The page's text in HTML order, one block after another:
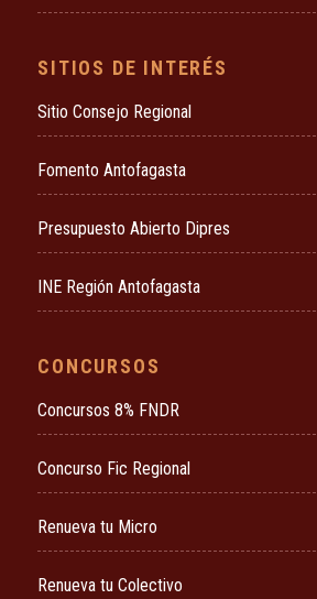
SITIOS DE INTERÉS
Sitio Consejo Regional
Fomento Antofagasta
Presupuesto Abierto Dipres
INE Región Antofagasta
CONCURSOS
Concursos 8% FNDR
Concurso Fic Regional
Renueva tu Micro
Renueva tu Colectivo